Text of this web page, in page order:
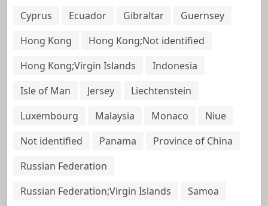
Cyprus
Ecuador Gibraltar
Guernsey
Hong Kong
Hong Kong;Not identified
Hong Kong;Virgin Islands
Indonesia
Isle of Man
Jersey
Liechtenstein
Luxembourg
Malaysia Monaco
Niue
Not identified
Panama
Province of China
Russian Federation
Russian Federation;Virgin Islands
Samoa